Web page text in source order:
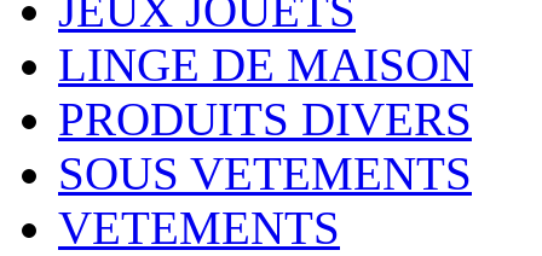
LINGE DE MAISON
PRODUITS DIVERS
SOUS VETEMENTS
VETEMENTS